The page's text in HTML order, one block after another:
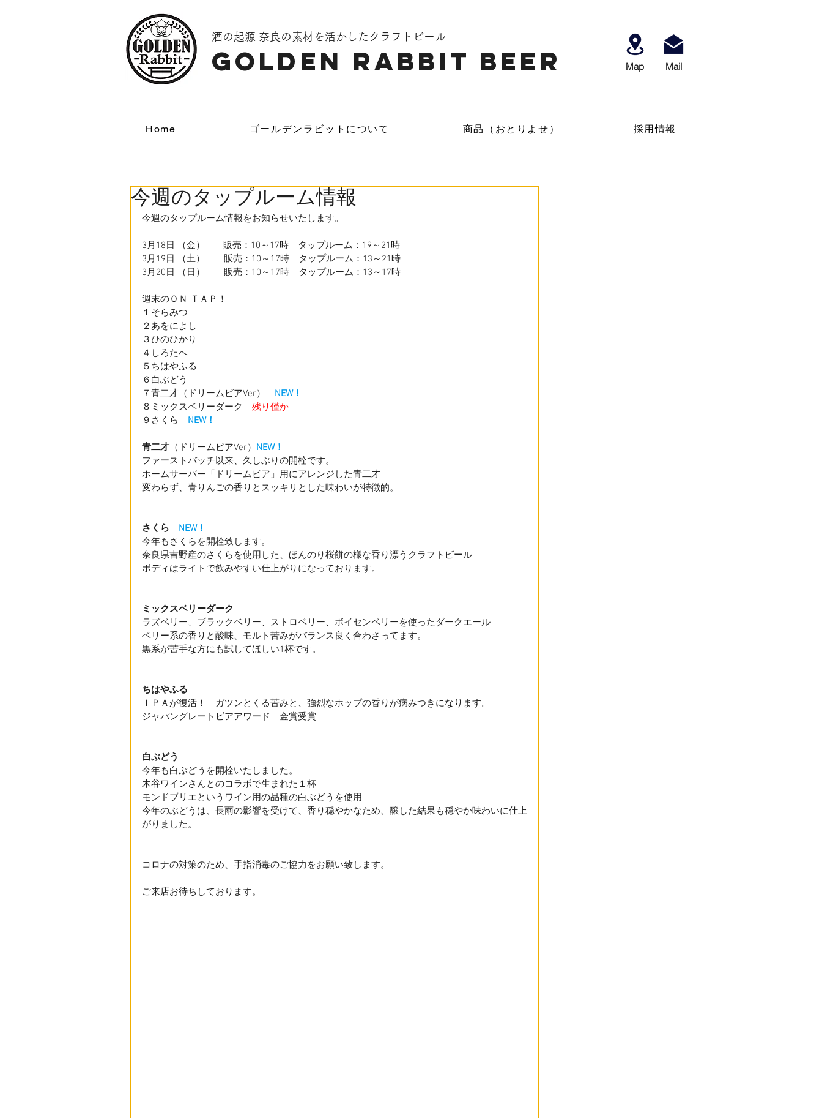
酒の起源 奈良の素材を活かしたクラフトビール
GOLDEN Rabbit Beer Map ​Mail
Home ゴールデンラビットについて 商品（おとりよせ） 採用情報
今週のタップルーム情報
今週のタップルーム情報をお知らせいたします。
3月18日 （金）　　販売：10～17時　タップルーム：19～ 21時
3月19日 （土）  　  販売：10～17時　タップルーム：13～ 21時
3月20日 （日） 　   販売：10～17時　タップルーム：13～17時
週末のＯＮ ＴＡＰ！
１そらみつ
２あをによし
３ひのひかり
４しろたへ
５ちはやふる
６白ぶどう
７青二才（ドリームビアVer） NEW！
８ミックスベリーダーク 残り僅か
９さくら NEW！
青二才 （ドリームビアVer） NEW！
ファーストバッチ以来、久しぶりの開栓です。
ホームサーバー「ドリームビア」用にアレンジした青二才
変わらず、青りんごの香りとスッキリとした味わいが特徴的。
さくら NEW！
今年もさくらを開栓致します。
奈良県吉野産のさくらを使用した、ほんのり桜餅の様な香り漂うクラフトビール
ボディはライトで飲みやすい仕上がりになっております。
ミックスベリーダーク
ラズベリー、ブラックベリー、ストロベリー、ボイセンベリーを使ったダークエール
ベリー系の香りと酸味、モルト苦みがバランス良く合わさってます。
黒系が苦手な方にも試してほしい1杯です。
ちはやふる
ＩＰＡが復活！　ガツンとくる苦みと、強烈なホップの香りが病みつきになります。
ジャパングレートビアアワード　金賞受賞
白ぶどう
今年も白ぶどうを開栓いたしました。
木谷ワインさんとのコラボで生まれた１杯
モンドブリエというワイン用の品種の白ぶどうを使用
今年のぶどうは、長雨の影響を受けて、香り穏やかなため、醸した結果も穏やか味わいに仕上
がりました。
コロナの対策のため、手指消毒のご協力をお願い致します。
ご来店お待ちしております。